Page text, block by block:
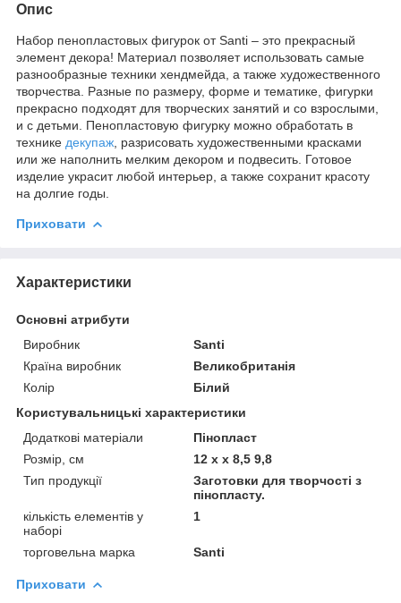
Опис
Набор пенопластовых фигурок от Santi – это прекрасный
элемент декора! Материал позволяет использовать самые
разнообразные техники хендмейда, а также художественного
творчества. Разные по размеру, форме и тематике, фигурки
прекрасно подходят для творческих занятий и со взрослыми,
и с детьми. Пенопластовую фигурку можно обработать в
технике декупаж , разрисовать художественными красками
или же наполнить мелким декором и подвесить. Готовое
изделие украсит любой интерьер, а также сохранит красоту
на долгие годы.
Приховати
Характеристики
Основні атрибути
Виробник
Santi
Країна виробник
Великобританія
Колір
Білий
Користувальницькі характеристики
Додаткові матеріали
Пінопласт
Розмір, см
12 х х 8,5 9,8
Тип продукції
Заготовки для творчості з
пінопласту.
кількість елементів у
наборі
1
торговельна марка Santi
Приховати